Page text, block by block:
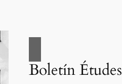
Boletín Études